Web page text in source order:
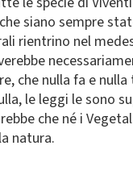
siano sempre
rientrino nel
che nulla fa e
le leggi le sono
che né i
natura.